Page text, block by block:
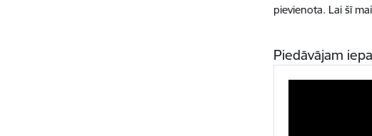
pievienota. Lai šī
Piedāvājam